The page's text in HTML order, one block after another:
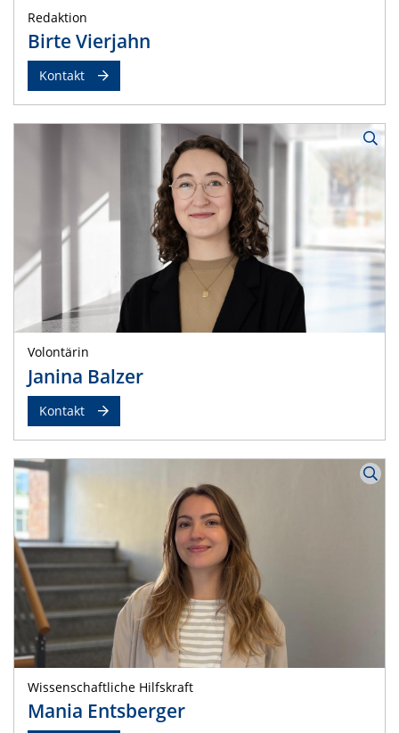
Redaktion
Birte Vierjahn
Kontakt
Volontärin
Janina Balzer
Kontakt
Wissenschaftliche Hilfskraft
Mania Entsberger